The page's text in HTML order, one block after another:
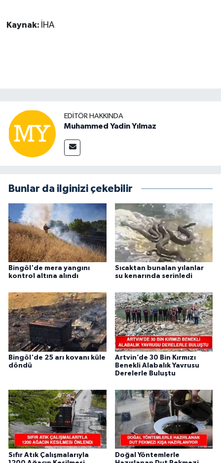
Kaynak: İHA
EDITÖR HAKKINDA
Muhammed Yadin Yılmaz
Bunlar da ilginizi çekebilir
Bingöl'de mera yangını
kontrol altına alındı
Sıcaktan bunalan yılanlar
su kenarında serinledi
Bingöl'de 25 arı kovanı küle
döndü
Artvin’de 30 Bin Kırmızı
Benekli Alabalık Yavrusu
Derelerle Buluştu
Sıfır Atık Çalışmalarıyla
Doğal Yöntemlerle